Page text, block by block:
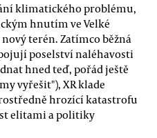
klimatického problému,
hnutím ve Velké
terén. Zatímco běžná
poselství naléhavosti
hned teď, pořád ještě
vyřešit"), XR klade
hrozící katastrofu
elitami a politiky